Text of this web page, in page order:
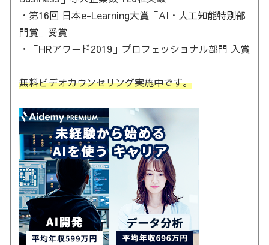
・第16回 日本e-Learning大賞「AI・人工知能特別部
門賞」受賞
・「HRアワード2019」プロフェッショナル部門 入賞
無料ビデオカウンセリング実施中です。